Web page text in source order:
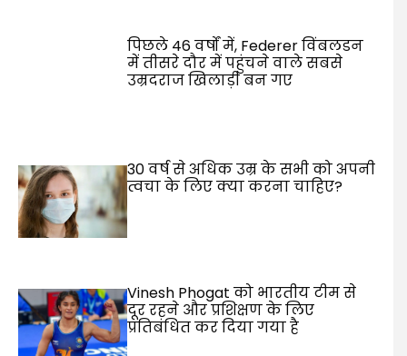
पिछले 46 वर्षों में, Federer विंबलडन
में तीसरे दौर में पहुंचने वाले सबसे
उम्रदराज खिलाड़ी बन गए
30 वर्ष से अधिक उम्र के सभी को अपनी
त्वचा के लिए क्या करना चाहिए?
Vinesh Phogat को भारतीय टीम से
दूर रहने और प्रशिक्षण के लिए
प्रतिबंधित कर दिया गया है